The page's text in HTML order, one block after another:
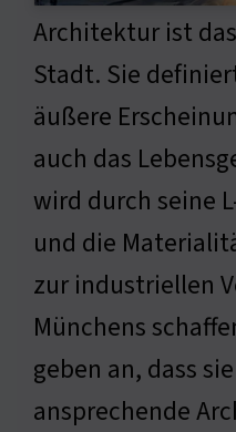
Architektur ist
Stadt. Sie
äußere
auch das
wird durch seine
und die
zur industriellen
Münchens
geben an, dass
ansprechende